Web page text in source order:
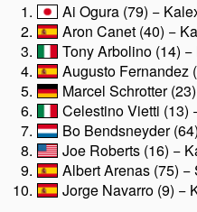
Ai Ogura (79) −
Aron Canet (40) −
Tony Arbolino (14)
Augusto Fernandez
Marcel Schrotter
Celestino Vietti (13)
Bo Bendsneyder
Joe Roberts (16) −
Albert Arenas (75) −
Jorge Navarro (9) −